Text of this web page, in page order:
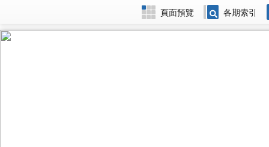
頁面預覽 各期索引